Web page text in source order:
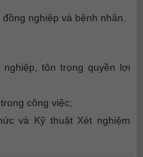
nghiệp và bệnh nhân.
tôn trọng quyền lợi
công việc;
và Kỹ thuật Xét nghiệm